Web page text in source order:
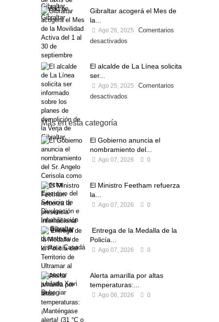
Gibraltar acogerá el Mes de
la...
Ago 26, 2025
Comentarios
desactivados
El alcalde de La Línea solicita
ser...
Ago 25, 2025
Comentarios
desactivados
Más en esta categoría
El Gobierno anuncia el
nombramiento del...
Ago 07, 2026 0
El Ministro Feetham refuerza
la...
Ago 07, 2026 0
Entrega de la Medalla de la
Policía...
Ago 07, 2026 0
Alerta amarilla por altas
temperaturas:...
Ago 06, 2026 0